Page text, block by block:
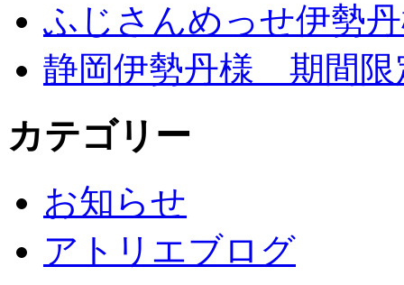
ふじさんめっせ伊勢
静岡伊勢丹様 期間限
カテゴリー
お知らせ
アトリエブログ